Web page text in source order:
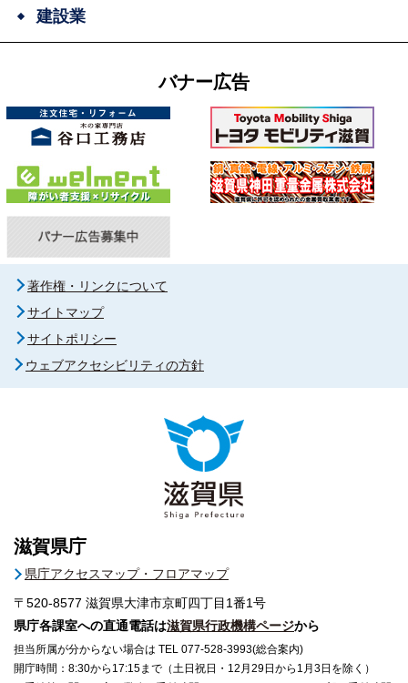
建設業
バナー広告
著作権・リンクについて
サイトマップ
サイトポリシー
ウェブアクセシビリティの方針
滋賀県庁
県庁アクセスマップ・フロアマップ
〒520-8577 滋賀県大津市京町四丁目1番1号
県庁各課室への直通電話は滋賀県行政機構ページから
担当所属が分からない場合は TEL 077-528-3993(総合案内)
開庁時間：8:30から17:15まで（土日祝日・12月29日から1月3日を除く）